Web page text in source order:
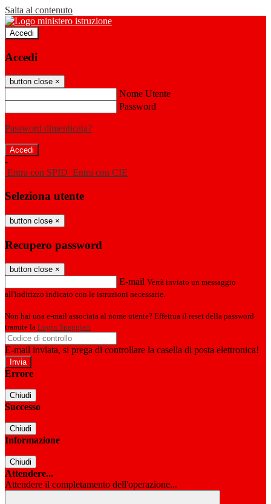
Salta al contenuto
Accedi
Accedi
button close ×
Nome Utente
Password
Password dimenticata?
-
Entra con SPID Entra con CIE
Seleziona utente
button close ×
Recupero password
button close ×
E-mail Verrà inviato un messaggio
all'indirizzo indicato con le istruzioni necessarie.
Non hai una e-mail associata al nome utente? Effettua il reset della password
tramite la Login Spaggiari
E-mail inviata, si prega di controllare la casella di posta elettronica!
Errore
Chiudi
Successo
Chiudi
Informazione
Chiudi
Attendere...
Attendere il completamento dell'operazione...